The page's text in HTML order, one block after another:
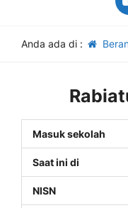
Anda ada di :
Masuk sekolah
Saat ini di
NISN